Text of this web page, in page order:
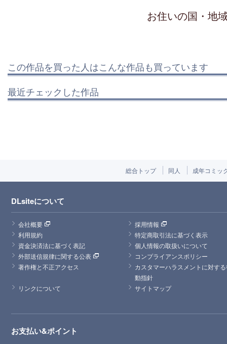
お住いの国・地
この作品を買った人はこんな作品も買っています
最近チェックした作品
総合トップ 同人 成年コミッ
DLsiteについて
会社概要
採用情報
利用規約
特定商取引法に基づく表示
資金決済法に基づく表記
個人情報の取扱いについて
外部送信規律に関する公表
コンプライアンスポリシー
著作権と不正アクセス
カスタマーハラスメントに対す
動指針
リンクについて
サイトマップ
お支払い&ポイント